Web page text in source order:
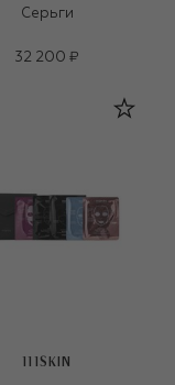
Серьги
32 200 ₽
111SKIN